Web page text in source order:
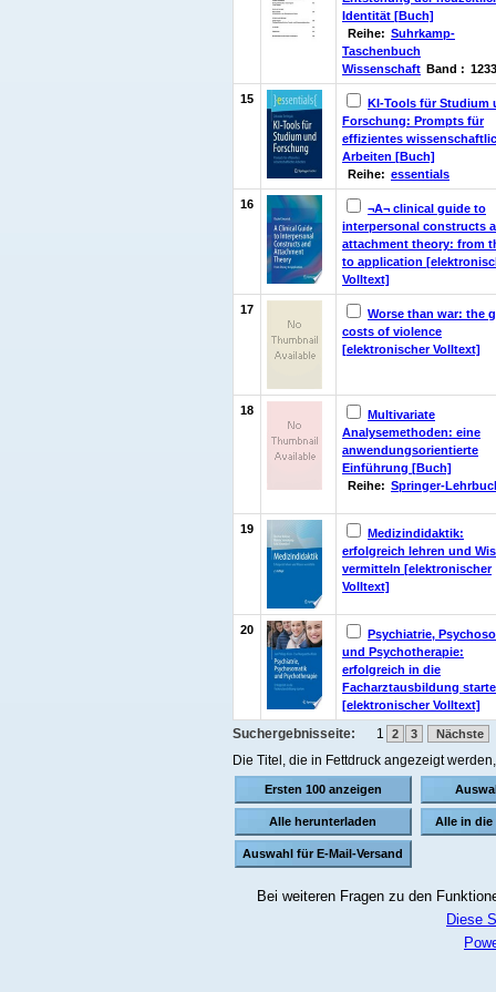
Identität [Buch]
Reihe: Suhrkamp-
Taschenbuch
Wissenschaft Band : 1233
15
KI‑Tools für Studium
Forschung: Prompts für
effizientes
Arbeiten [Buch]
Reihe: essentials
16
¬A¬ clinical guide to
interpersonal constructs
attachment theory: from
to application
Volltext]
17
Worse than war: the
costs of violence
[elektronischer Volltext]
18
Multivariate
Analysemethoden: eine
anwendungsorientierte
Einführung [Buch]
Reihe: Springer-
19
Medizindidaktik:
erfolgreich lehren und
vermitteln [elektronischer
Volltext]
20
Psychiatrie,
und Psychotherapie:
erfolgreich in die
Facharztausbildung
[elektronischer Volltext]
Suchergebnisseite: 1 2 3 Nächste
Die Titel, die in Fettdruck angezeigt
Bei weiteren Fragen zu den
Diese